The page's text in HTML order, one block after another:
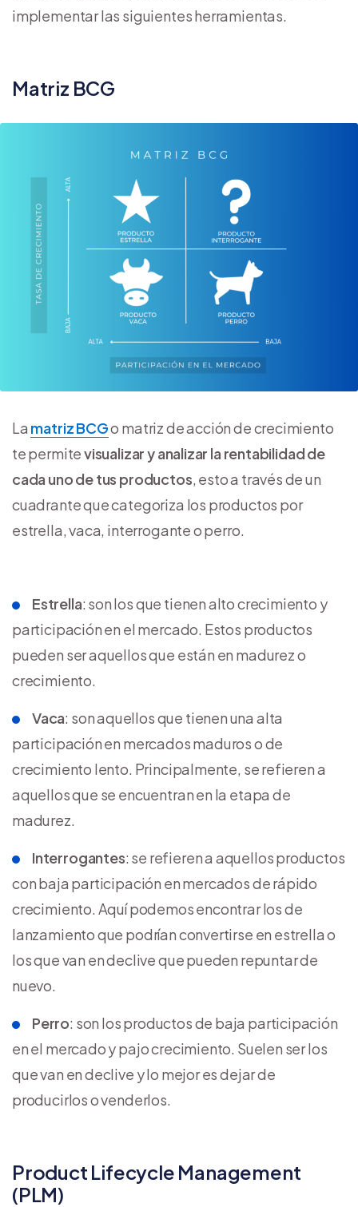
implementar las siguientes herramientas.
Matriz BCG
La matriz BCGo matriz de acción de crecimiento
te permitevisualizar y analizar la rentabilidad de
cada uno de tus productos, esto a través de un
cuadrante que categoriza los productos por
estrella, vaca, interrogante o perro.
Estrella: son los que tienen alto crecimiento y
participación en el mercado. Estos productos
pueden ser aquellos que están en madurez o
crecimiento.
Vaca: son aquellos que tienen una alta
participación en mercados maduros o de
crecimiento lento. Principalmente, se refieren a
aquellos que se encuentran en la etapa de
madurez.
Interrogantes: se refieren a aquellos productos
con baja participación en mercados de rápido
crecimiento. Aquí podemos encontrar los de
lanzamiento que podrían convertirse en estrella o
los que van en declive que pueden repuntar de
nuevo.
Perro: son los productos de baja participación
en el mercado y pajo crecimiento. Suelen ser los
que van en declive y lo mejor es dejar de
producirlos o venderlos.
Product Lifecycle Management
(PLM)